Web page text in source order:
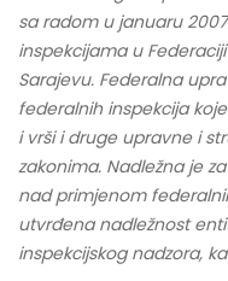
sa radom u januaru
inspekcijama u
Sarajevu. Federalna
federalnih inspekcija
i vrši i druge upravne i
zakonima. Nadležna je
nad primjenom
utvrđena nadležnost
inspekcijskog nadzora,